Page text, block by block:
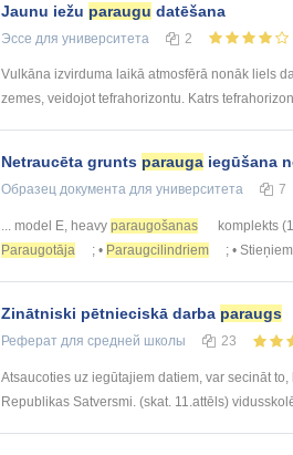
Jaunu iežu paraugu datēšana
Эссе для университета 2
Vulkāna izvirduma laikā atmosfērā nonāk liels
zemes, veidojot tefrahorizontu. Katrs
Netraucēta grunts parauga iegūšana
Образец документа для университета 7
... model E, heavy paraugošanas komplekts
Paraugotāja
; • Paraugcilindriem ; •
Zinātniski pētnieciskā darba paraugs
Реферат для средней школы 23
Atsaucoties uz iegūtajiem datiem, var secināt
Republikas Satversmi. (skat. 11.attēls)